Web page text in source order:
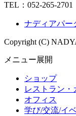
TEL： 052-265-2701
ナディアパー
Copyright (C)
メニュー展開
ショップ
レストラン・
オフィス
学び/交流/イ